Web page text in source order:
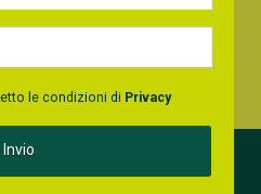
le condizioni di Privacy